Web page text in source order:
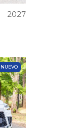
2027
NUEVO